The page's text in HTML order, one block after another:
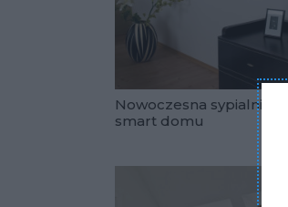
Nowoczesna sypialnia w
smart domu